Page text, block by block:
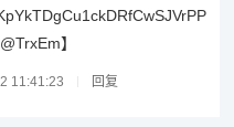
】
11:41:23 回复